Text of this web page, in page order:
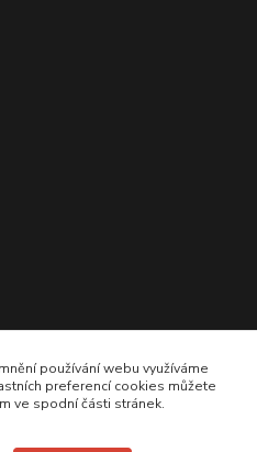
používání webu využíváme
preferencí cookies můžete
ve spodní části stránek.